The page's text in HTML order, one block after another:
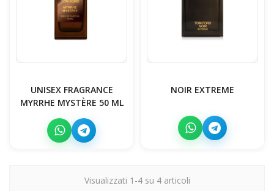
UNISEX FRAGRANCE
MYRRHE MYSTÈRE 50 ML
NOIR EXTREME
Visualizzati 1-4 su 4 articoli